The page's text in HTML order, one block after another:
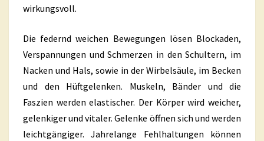
wirkungsvoll.
Die federnd weichen Bewegungen lösen Blockaden,
Verspannungen und Schmerzen in den Schultern, im
Nacken und Hals, sowie in der Wirbelsäule, im Becken
und den Hüftgelenken. Muskeln, Bänder und die
Faszien werden elastischer. Der Körper wird weicher,
gelenkiger und vitaler. Gelenke öffnen sich und werden
leichtgängiger. Jahrelange Fehlhaltungen können